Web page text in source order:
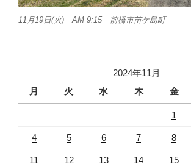
11月19日(火) AM 9:15 前橋市苗ケ島町
2024年11月
月
火 水 木 金
1
4 5 6 7 8
11 12 13 14 15